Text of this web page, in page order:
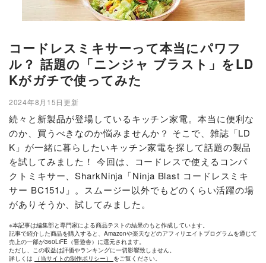
コードレスミキサーって本当にパワフ
ル？ 話題の「ニンジャ ブラスト」をLD
Kがガチで使ってみた
2024年8月15日更新
続々と新製品が登場しているキッチン家電。本当に便利な
のか、買うべきなのか悩みませんか？ そこで、雑誌「LD
K」が一緒に暮らしたいキッチン家電を探して話題の製品
を試してみました！ 今回は、コードレスで使えるコンパ
クトミキサー、SharkNinja「Ninja Blast コードレスミキ
サー BC151J」。スムージー以外でもどのくらい活躍の場
がありそうか、試してみました。
※本記事は編集部と専門家による商品テストの結果のもと作成しています。
記事で紹介した商品を購入すると、Amazonや楽天などのアフィリエイトプログラムを通じて
売上の一部が360LiFE（晋遊舎）に還元されます。
ただし、この収益は評価やランキングに一切影響致しません。
詳しくは
（当サイトの制作ポリシー） をご覧ください。